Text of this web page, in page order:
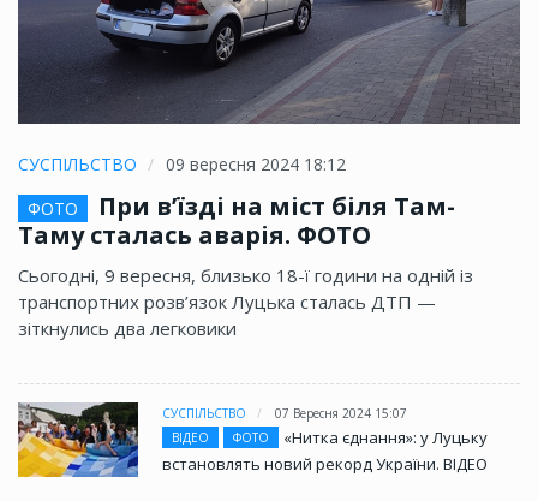
СУСПІЛЬСТВО
09 вересня 2024 18:12
ФОТО
При в’їзді на міст біля Там-
Таму сталась аварія. ФОТО
Сьогодні, 9 вересня, близько 18-ї години на одній із
транспортних розв’язок Луцька сталась ДТП —
зіткнулись два легковики
СУСПІЛЬСТВО
07 Вересня 2024 15:07
ВІДЕО
ФОТО
«Нитка єднання»: у Луцьку
встановлять новий рекорд України. ВІДЕО